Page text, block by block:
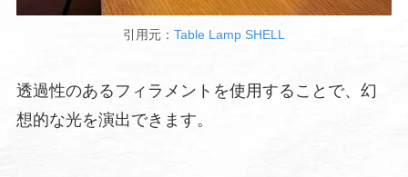
引用元： Table Lamp SHELL
透過性のあるフィラメントを使用することで、幻
想的な光を演出できます。